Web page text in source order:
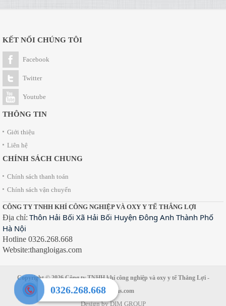
KẾT NỐI CHÚNG TÔI
Facebook
Twitter
Youtube
THÔNG TIN
Giới thiệu
Liên hệ
CHÍNH SÁCH CHUNG
Chính sách thanh toán
Chính sách vận chuyển
CÔNG TY TNHH KHÍ CÔNG NGHIỆP VÀ OXY Y TẾ THẮNG LỢI
Địa chỉ: Thôn Hải Bối Xã Hải Bối Huyện Đông Anh Thành Phố
Hà Nội
Hotline 0326.268.668
Website:thangloigas.com
Copyright © 2026Công ty TNHH khí công nghiệp và oxy y tế Thắng Lợi-
thangloigas.com
Design byDIM GROUP
0326.268.668